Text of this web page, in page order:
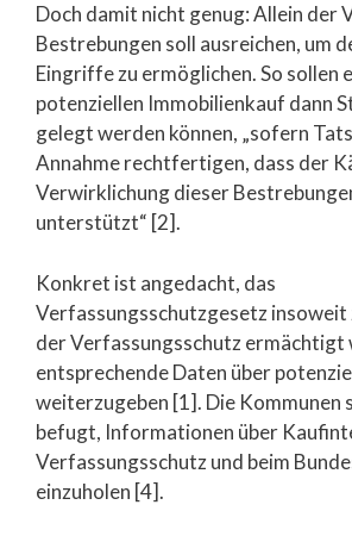
Doch damit nicht genug: Allein der
Bestrebungen soll ausreichen, um
Eingriffe zu ermöglichen. So sollen
potenziellen Immobilienkauf dann
gelegt werden können, „sofern
Annahme rechtfertigen, dass der
Verwirklichung dieser
unterstützt“ [2].
Konkret ist angedacht, das
Verfassungsschutzgesetz insoweit
der Verfassungsschutz ermächtigt
entsprechende Daten über
weiterzugeben [1]. Die Kommunen
befugt, Informationen über
Verfassungsschutz und beim
einzuholen [4].